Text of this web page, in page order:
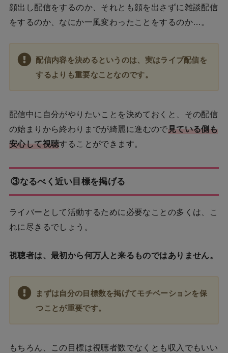
顔出し配信をするのか、それとも顔を出さずに雑談配信
をするのか、なにか一風変わったことをす るのか…。
配信内容を決めるというのは、実はライブ配信を
するよりも重要なことなのです。
配信中に自分がやりたいことを決めておくと、その配信
の始まりから終わりまでが綺麗に進むので 見ている側も
安心して視聴することができます。
③なるべく近い目標を掲げる
ライバーとして活動するために必要なことの多くは、こ
れに尽きるでしょう。
視聴者は、最初から何万人と来るものではありません。
まずは自分の目標数を掲げてモチベーションを保
つことが重要です。
もちろん、この目標は視聴者数でなくとも収入でもいい